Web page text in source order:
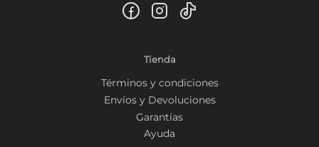
Tienda
Términos y condiciones
Envíos y Devoluciones
Garantías
Ayuda